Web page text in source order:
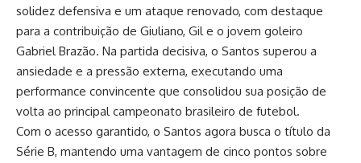
solidez defensiva e um ataque renovado, com destaque
para a contribuição de Giuliano, Gil e o jovem goleiro
Gabriel Brazão. Na partida decisiva, o Santos superou a
ansiedade e a pressão externa, executando uma
performance convincente que consolidou sua posição de
volta ao principal campeonato brasileiro de futebol.
Com o acesso garantido, o Santos agora busca o título da
Série B, mantendo uma vantagem de cinco pontos sobre